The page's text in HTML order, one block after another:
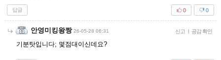
답글 0
0
안영미킹왕짱 26-05-28 06:31 신고 | 공감 확인
기분탓입니다; 몇점대이신데요?